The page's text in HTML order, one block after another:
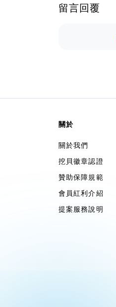
留言回覆
關於
關於我們
挖貝徽章認證
贊助保障規範
會員紅利介紹
提案服務說明